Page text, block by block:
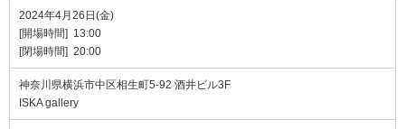
2024年4月26日(金)
[開場時間] 13:00
[閉場時間] 20:00
神奈川県横浜市中区相生町5-92 酒井ビル3F
ISKA gallery